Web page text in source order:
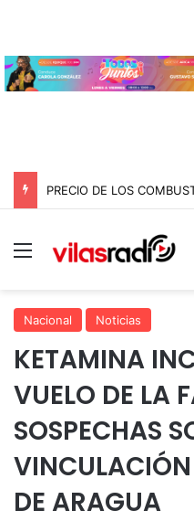
Menú
Nacional Noticias
KETAMINA
VUELO DE LA
SOSPECHAS
VINCULACIÓN
DE ARAGUA